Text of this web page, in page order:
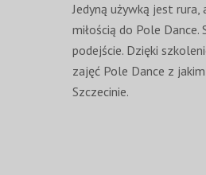
Jedyną używką jest
miłością do Pole
podejście. Dzięki
zajęć Pole Dance z
Szczecinie.